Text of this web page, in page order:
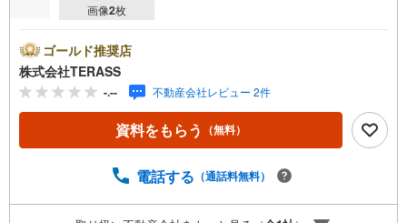
画像2枚
ゴールド推奨店
株式会社TERASS
-.-- 不動産会社レビュー 2件
資料をもらう （無料）
電話する （通話料無料）